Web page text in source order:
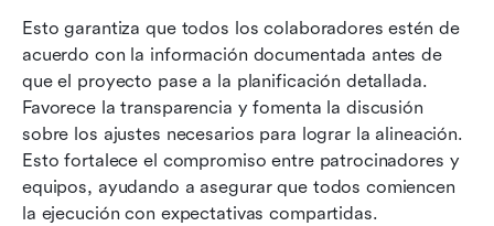
Esto garantiza que todos los colaboradores estén de
acuerdo con la información documentada antes de
que el proyecto pase a la planificación detallada.
Favorece la transparencia y fomenta la discusión
sobre los ajustes necesarios para lograr la alineación.
Esto fortalece el compromiso entre patrocinadores y
equipos, ayudando a asegurar que todos comiencen
la ejecución con expectativas compartidas.